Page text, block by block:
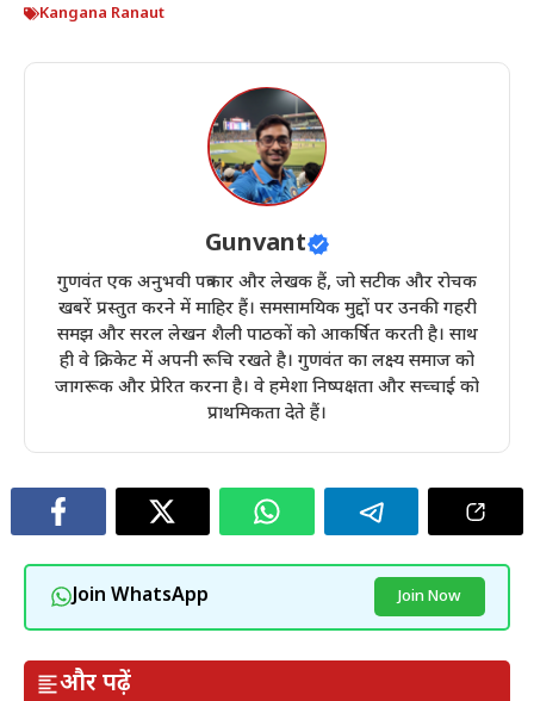
Kangana Ranaut
Gunvant
गुणवंत एक अनुभवी पत्रकार और लेखक हैं, जो सटीक और रोचक
खबरें प्रस्तुत करने में माहिर हैं। समसामयिक मुद्दों पर उनकी गहरी
समझ और सरल लेखन शैली पाठकों को आकर्षित करती है। साथ
ही वे क्रिकेट में अपनी रूचि रखते है। गुणवंत का लक्ष्य समाज को
जागरूक और प्रेरित करना है। वे हमेशा निष्पक्षता और सच्चाई को
प्राथमिकता देते हैं।
Join WhatsApp Join Now
और पढ़ें